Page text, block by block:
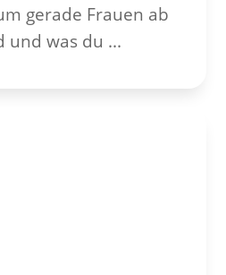
gerade Frauen ab
und was du ...